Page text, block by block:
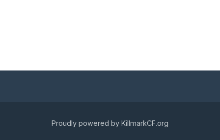
Proudly powered by KillmarkCF.org